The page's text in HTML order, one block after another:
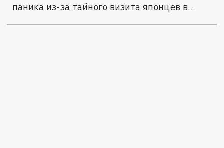
паника из-за тайного визита японцев в...